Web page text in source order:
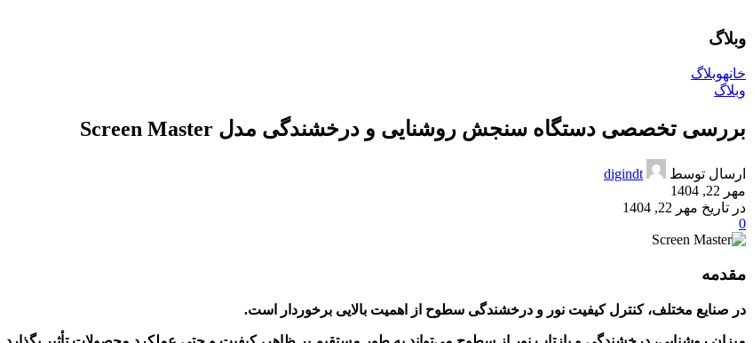
وبلاگ
خانهوبلاگ
وبلاگ
بررسی تخصصی دستگاه سنجش روشنایی و درخشندگی مدل Screen Master
ارسال توسط
digindt
مهر 22, 1404
در تاریخ مهر 22, 1404
0
مقدمه
در صنایع مختلف، کنترل کیفیت نور و درخشندگی سطوح از اهمیت بالایی برخوردار است.